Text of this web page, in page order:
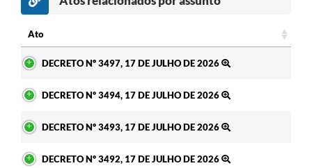
Ato
DECRETO Nº 3497, 17 DE JULHO DE 2026
DECRETO Nº 3494, 17 DE JULHO DE 2026
DECRETO Nº 3493, 17 DE JULHO DE 2026
DECRETO Nº 3492, 17 DE JULHO DE 2026